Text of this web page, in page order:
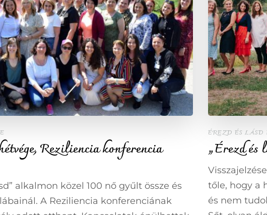
Reziliencia konferencia
alkalmon közel 100 nő gyűlt össze és
A Reziliencia konferenciának
ÉREZD ÉS LÁSD
„Érezd és
tőle, hogy a
és nem